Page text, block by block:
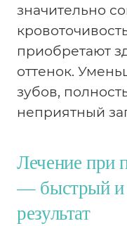
значительно
приобретают
оттенок.
зубов,
неприятный
Лечение при
— быстрый и
результат